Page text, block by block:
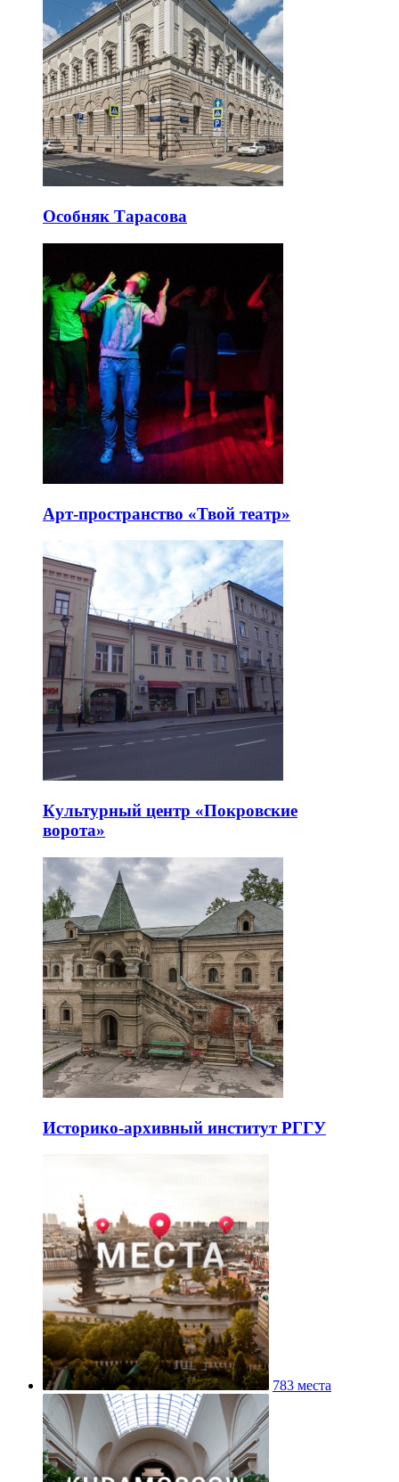
Особняк Тарасова
Арт-пространство «Твой театр»
Культурный центр «Покровские
ворота»
Историко-архивный институт РГГУ
783 места